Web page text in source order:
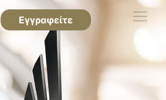
Εγγραφείτε